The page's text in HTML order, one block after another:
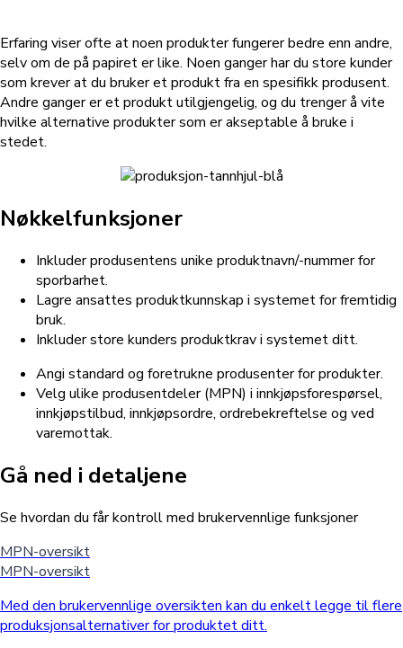
Erfaring viser ofte at noen produkter fungerer bedre enn andre,
selv om de på papiret er like. Noen ganger har du store kunder
som krever at du bruker et produkt fra en spesifikk produsent.
Andre ganger er et produkt utilgjengelig, og du trenger å vite
hvilke alternative produkter som er akseptable å bruke i
stedet.
Nøkkelfunksjoner
Inkluder produsentens unike produktnavn/-nummer for
sporbarhet.
Lagre ansattes produktkunnskap i systemet for fremtidig
bruk.
Inkluder store kunders produktkrav i systemet ditt.
Angi standard og foretrukne produsenter for produkter.
Velg ulike produsentdeler (MPN) i innkjøpsforespørsel,
innkjøpstilbud, innkjøpsordre, ordrebekreftelse og ved
varemottak.
Gå ned i detaljene
Se hvordan du får kontroll med brukervennlige funksjoner
MPN-oversikt
MPN-oversikt
Med den brukervennlige oversikten kan du enkelt legge til flere
produksjonsalternativer for produktet ditt.